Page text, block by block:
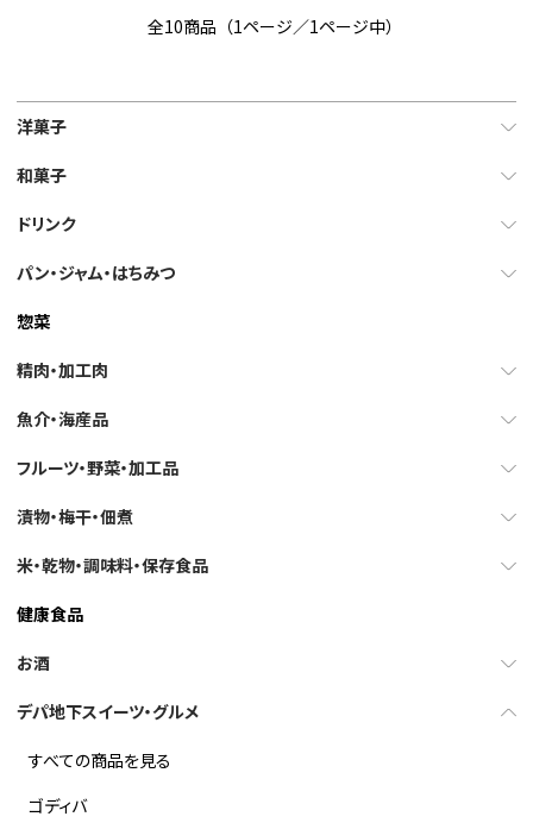
全10商品（1ページ／1ページ中）
洋菓子
和菓子
ドリンク
パン・ジャム・はちみつ
惣菜
精肉・加工肉
魚介・海産品
フルーツ・野菜・加工品
漬物・梅干・佃煮
米・乾物・調味料・保存食品
健康食品
お酒
デパ地下スイーツ・グルメ
すべての商品を見る
ゴディバ